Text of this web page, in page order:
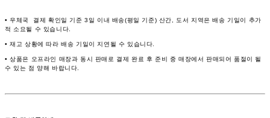
• 우체국 결제 확인일 기준 3일 이내 배송(평일 기준) 산간, 도서 지역은 배송 기일이 추가
적 소요될 수 있습니다.
• 재고 상황에 따라 배송 기일이 지연될 수 있습니다.
• 상품은 오프라인 매장과 동시 판매로 결제 완료 후 준비 중 매장에서 판매되어 품절이 될
수 있는 점 양해 바랍니다.